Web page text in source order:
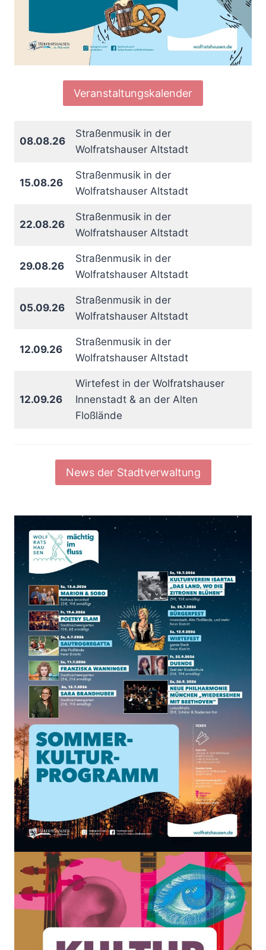
Veranstaltungskalender
08.08.26
Straßenmusik in der
Wolfratshauser Altstadt
15.08.26
Straßenmusik in der
Wolfratshauser Altstadt
22.08.26
Straßenmusik in der
Wolfratshauser Altstadt
29.08.26
Straßenmusik in der
Wolfratshauser Altstadt
05.09.26
Straßenmusik in der
Wolfratshauser Altstadt
12.09.26
Straßenmusik in der
Wolfratshauser Altstadt
12.09.26
Wirtefest in der Wolfratshauser
Innenstadt & an der Alten
Floßlände
News der Stadtverwaltung